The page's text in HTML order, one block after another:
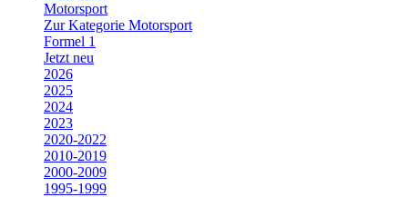
Motorsport
Zur Kategorie Motorsport
Formel 1
Jetzt neu
2026
2025
2024
2023
2020-2022
2010-2019
2000-2009
1995-1999